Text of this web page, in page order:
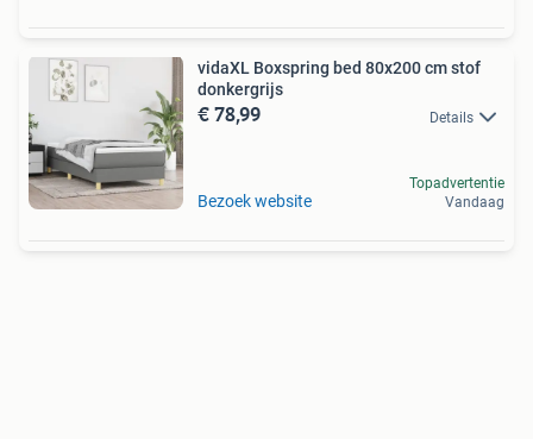
vidaXL Boxspring bed 80x200 cm stof
donkergrijs
€ 78,99 Details
Bezoek website
Topadvertentie
Vandaag